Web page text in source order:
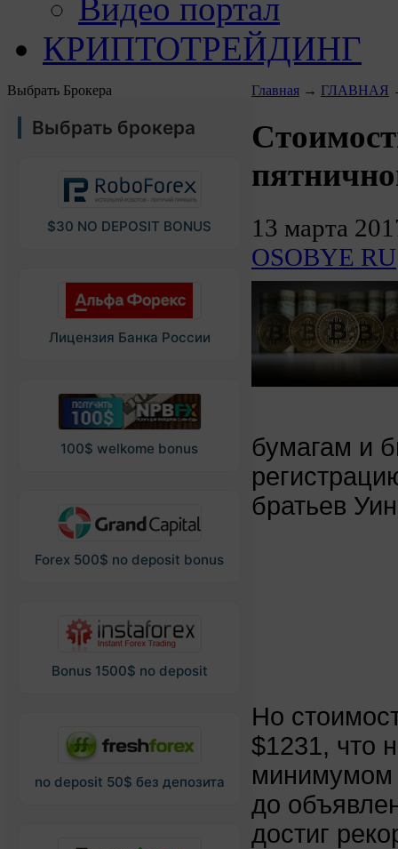
Видео портал
КРИПТОТРЕЙДИНГ
Выбрать Брокера
Выбрать брокера
$30 NO DEPOSIT BONUS
Лицензия Банка России
100$ welkome bonus
Forex 500$ no deposit bonus
Bonus 1500$ no deposit
no deposit 50$ без депозита
Главная → ГЛАВНАЯ
13 марта
OSOBYE RU
бумагам и
братьев
Но
$1231, что
минимумом
до
достиг